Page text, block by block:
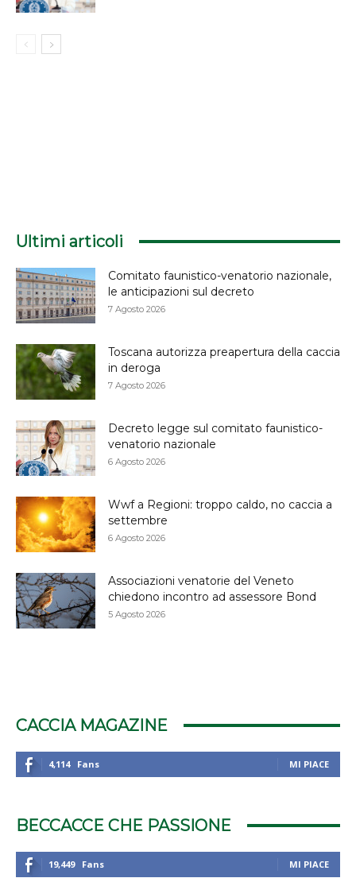
Ultimi articoli
Comitato faunistico-venatorio nazionale,
le anticipazioni sul decreto
7 Agosto 2026
Toscana autorizza preapertura della caccia
in deroga
7 Agosto 2026
Decreto legge sul comitato faunistico-
venatorio nazionale
6 Agosto 2026
Wwf a Regioni: troppo caldo, no caccia a
settembre
6 Agosto 2026
Associazioni venatorie del Veneto
chiedono incontro ad assessore Bond
5 Agosto 2026
CACCIA MAGAZINE
4,114 Fans MI PIACE
BECCACCE CHE PASSIONE
19,449 Fans MI PIACE